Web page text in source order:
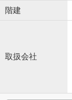
階建
取扱会社